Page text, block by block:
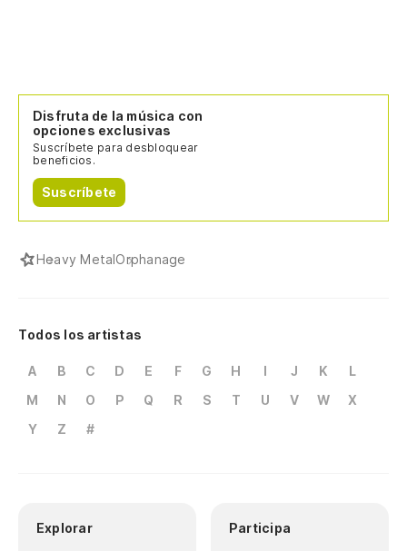
Disfruta de la música con
opciones exclusivas
Suscríbete para desbloquear
beneficios.
Suscríbete
Heavy MetalOrphanage
Todos los artistas
A B C D E F G H I J K
L
M
N O P Q R S T U V W
X
Y
Z #
Explorar Participa